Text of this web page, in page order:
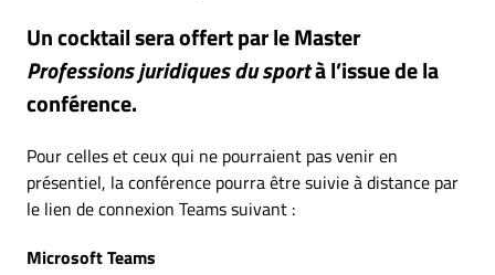
Un cocktail sera offert par le Master
Professions juridiques du sportà l’issue de la
conférence.
Pour celles et ceux qui ne pourraient pas venir en
présentiel, la conférence pourra être suivie à distance par
le lien de connexion Teams suivant :
Microsoft Teams